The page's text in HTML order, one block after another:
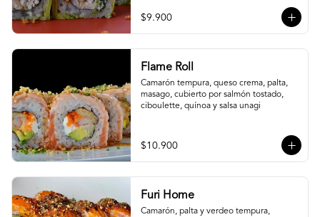
$9.900
Flame Roll
Camarón tempura, queso crema, palta,
masago, cubierto por salmón tostado,
ciboulette, quínoa y salsa unagi
$10.900
Furi Home
Camarón, palta y verdeo tempura,